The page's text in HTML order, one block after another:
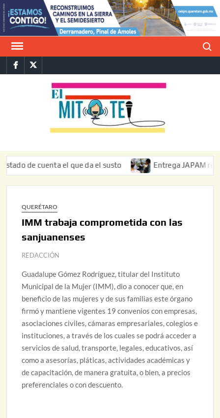
Saltar
al
contenido
FacebookTwitter
cuenta el que da el susto Entrega JAPAM
QUERÉTARO
IMM trabaja comprometida con las
sanjuanenses
REDACCIÓN
Guadalupe Gómez Rodríguez, titular del Instituto
Municipal de la Mujer (IMM), dio a conocer que, en
beneficio de las mujeres y de sus familias este órgano
firmó y mantiene vigentes 19 convenios con empresas,
asociaciones civiles, cámaras empresariales, colegios e
instituciones, a través de los cuales se podrá acceder a
servicios de salud, transporte, legales, educativos, así
como a asesorías, pláticas, actividades académicas y
de capacitación, de manera gratuita, o bien, a precios
preferenciales o con descuento.